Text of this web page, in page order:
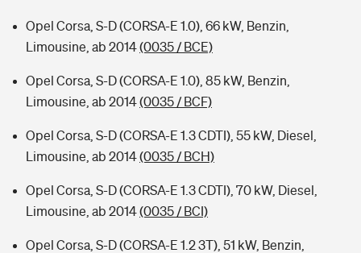
Opel Corsa, S-D (CORSA-E 1.0), 66 kW, Benzin,
Limousine, ab 2014(0035 / BCE)
Opel Corsa, S-D (CORSA-E 1.0), 85 kW, Benzin,
Limousine, ab 2014(0035 / BCF)
Opel Corsa, S-D (CORSA-E 1.3 CDTI), 55 kW, Diesel,
Limousine, ab 2014(0035 / BCH)
Opel Corsa, S-D (CORSA-E 1.3 CDTI), 70 kW, Diesel,
Limousine, ab 2014(0035 / BCI)
Opel Corsa, S-D (CORSA-E 1.2 3T), 51 kW, Benzin,